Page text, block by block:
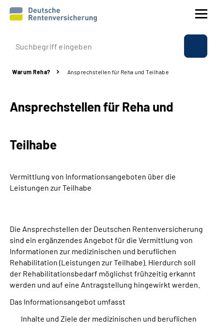
Prävention
Rente
Über uns & Presse
Suche
Language
Inhalte in Gebärdensprache (DGS)
Leichte Sprache
Warum Reha? Ansprechstellen für Reha und Teilhabe
Ansprechstellen für Reha und
Teilhabe
Vermittlung von Informationsangeboten über die
Leistungen zur Teilhabe
Die Ansprechstellen der Deutschen Rentenversicherung
sind ein ergänzendes Angebot für die Vermittlung von
Informationen zur medizinischen und beruflichen
Rehabilitation (Leistungen zur Teilhabe). Hierdurch soll
der Rehabilitationsbedarf möglichst frühzeitig erkannt
werden und auf eine Antragstellung hingewirkt werden.
Das Informationsangebot umfasst
Inhalte und Ziele der medizinischen und beruflichen